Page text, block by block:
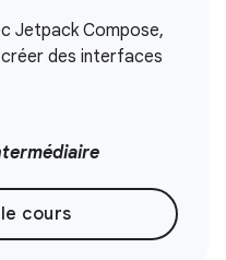
Jetpack Compose,
des interfaces
cours